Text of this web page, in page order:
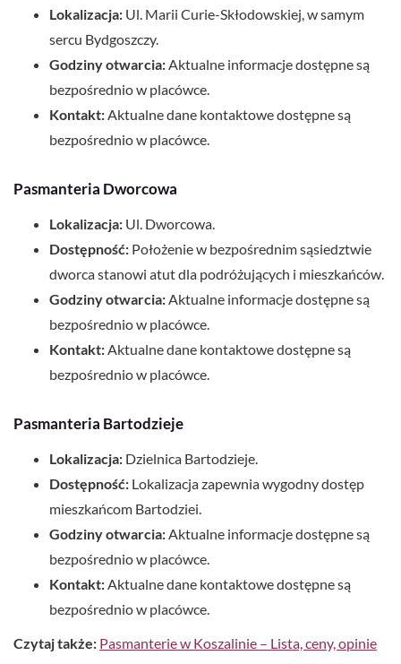
Lokalizacja: Ul. Marii Curie-Skłodowskiej, w samym
sercu Bydgoszczy.
Godziny otwarcia:Aktualne informacje dostępne są
bezpośrednio w placówce.
Kontakt:Aktualne dane kontaktowe dostępne są
bezpośrednio w placówce.
Pasmanteria Dworcowa
Lokalizacja: Ul. Dworcowa.
Dostępność: Położenie w bezpośrednim sąsiedztwie
dworca stanowi atut dla podróżujących i mieszkańców.
Godziny otwarcia:Aktualne informacje dostępne są
bezpośrednio w placówce.
Kontakt:Aktualne dane kontaktowe dostępne są
bezpośrednio w placówce.
Pasmanteria Bartodzieje
Lokalizacja: Dzielnica Bartodzieje.
Dostępność: Lokalizacja zapewnia wygodny dostęp
mieszkańcom Bartodziei.
Godziny otwarcia:Aktualne informacje dostępne są
bezpośrednio w placówce.
Kontakt:Aktualne dane kontaktowe dostępne są
bezpośrednio w placówce.
Czytaj także: Pasmanterie w Koszalinie – Lista, ceny, opinie